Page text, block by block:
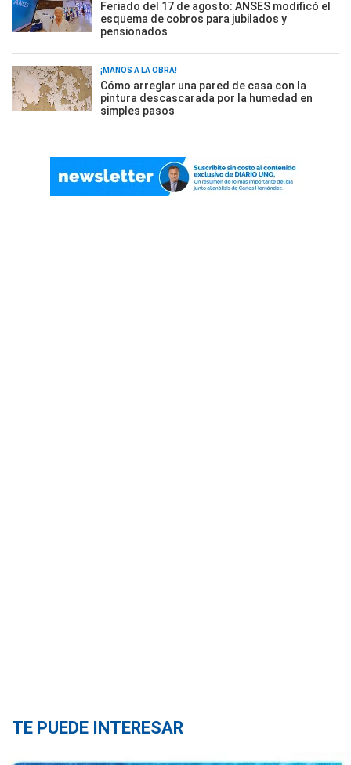
Feriado del 17 de agosto: ANSES modificó el
esquema de cobros para jubilados y
pensionados
¡MANOS A LA OBRA!
Cómo arreglar una pared de casa con la
pintura descascarada por la humedad en
simples pasos
TE PUEDE INTERESAR